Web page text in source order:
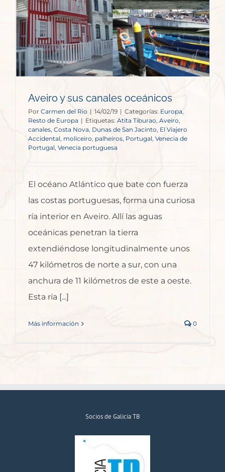
Aveiro y sus canales oceánicos
Por Carmen del Rio | 14/02/19 | Categorías: Europa,
Resto de Europa | Etiquetas: Atita Tiburao, Aveiro,
canales, Costa Nova, Dunas de San Jacinto, El Viajero
Accidental, moliceiro, palheiros, Portugal, Venecia de
Portugal, Venecia portuguesa
El océano Atlántico que bate con fuerza
las costas portuguesas, forma una curiosa
ría interior en Aveiro. Allí las aguas
oceánicas penetran la tierra
extendiéndose longitudinalmente unos
47 kilómetros de norte a sur, con una
anchura de 11 kilómetros de este a oeste.
Esta ría [...]
Más información 0
Socios de Galicia TB